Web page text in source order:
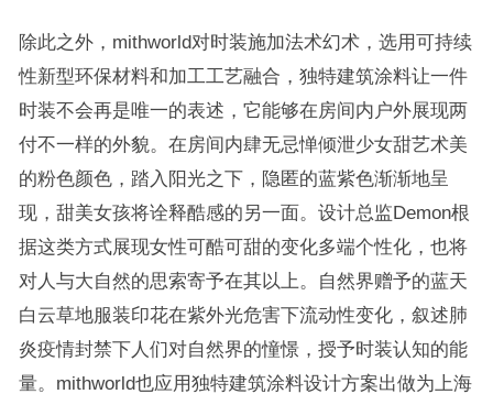
除此之外，mithworld对时装施加法术幻术，选用可持续
性新型环保材料和加工工艺融合，独特建筑涂料让一件
时装不会再是唯一的表述，它能够在房间内户外展现两
付不一样的外貌。在房间内肆无忌惮倾泄少女甜艺术美
的粉色颜色，踏入阳光之下，隐匿的蓝紫色渐渐地呈
现，甜美女孩将诠释酷感的另一面。设计总监Demon根
据这类方式展现女性可酷可甜的变化多端个性化，也将
对人与大自然的思索寄予在其以上。自然界赠予的蓝天
白云草地服装印花在紫外光危害下流动性变化，叙述肺
炎疫情封禁下人们对自然界的憧憬，授予时装认知的能
量。mithworld也应用独特建筑涂料设计方案出做为上海